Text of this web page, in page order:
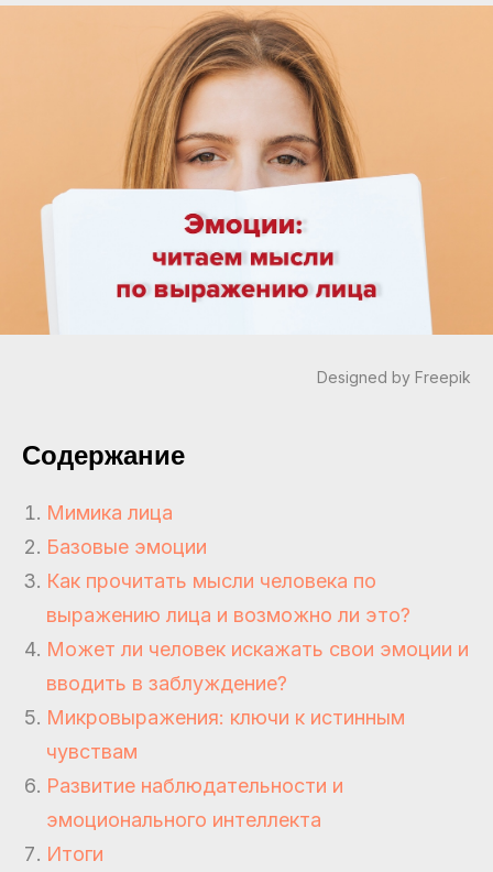
Designed by Freepik
Содержание
Мимика лица
Базовые эмоции
Как прочитать мысли человека по
выражению лица и возможно ли это?
Может ли человек искажать свои эмоции и
вводить в заблуждение?
Микровыражения: ключи к истинным
чувствам
Развитие наблюдательности и
эмоционального интеллекта
Итоги